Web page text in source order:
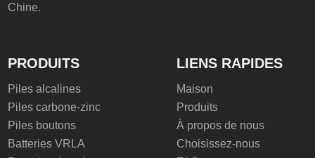
Chine.
PRODUITS
Piles alcalines
Piles carbone-zinc
Piles boutons
Batteries VRLA
LIENS RAPIDES
Maison
Produits
À propos de nous
Choisissez-nous